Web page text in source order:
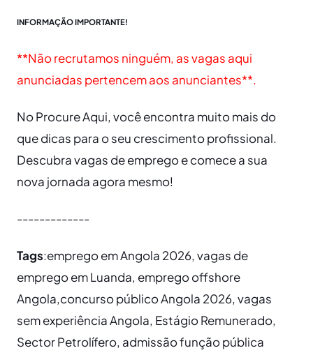
INFORMAÇÃO IMPORTANTE!
**Não recrutamos ninguém, as vagas aqui
anunciadas pertencem aos anunciantes**.
No Procure Aqui, você encontra muito mais do
que dicas para o seu crescimento profissional.
Descubra vagas de emprego e comece a sua
nova jornada agora mesmo!
-------------
Tags:emprego em Angola 2026, vagas de
emprego em Luanda, emprego offshore
Angola,concurso público Angola 2026, vagas
sem experiência Angola, Estágio Remunerado,
Sector Petrolífero, admissão função pública